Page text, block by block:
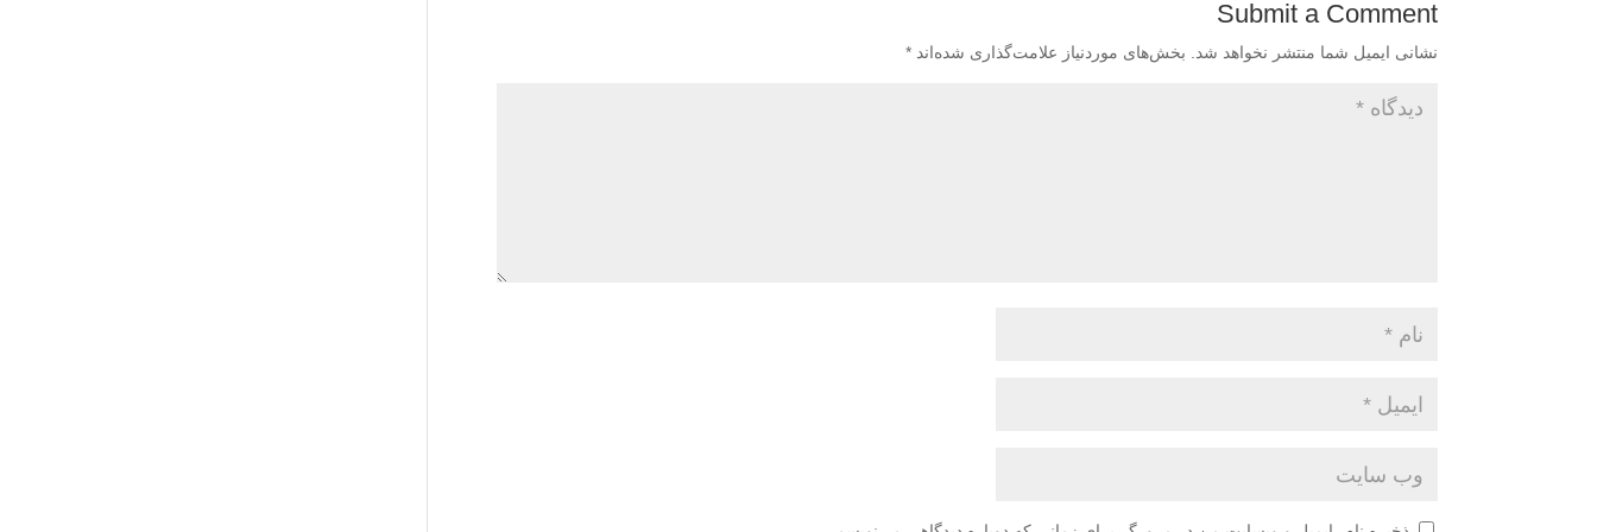
Submit a Comment
نشانی ایمیل شما منتشر نخواهد شد. بخش‌های موردنیاز علامت‌گذاری شده‌اند*